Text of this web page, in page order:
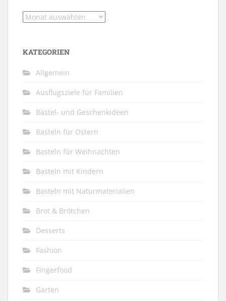
Archiv
KATEGORIEN
Allgemein
Ausflugsziele für Familien
Bastel- und Geschenkideen
Basteln für Ostern
Basteln für Weihnachten
Basteln mit Kindern
Basteln mit Naturmaterialien
Brot & Brötchen
Desserts
Fashion
Fingerfood
Garten